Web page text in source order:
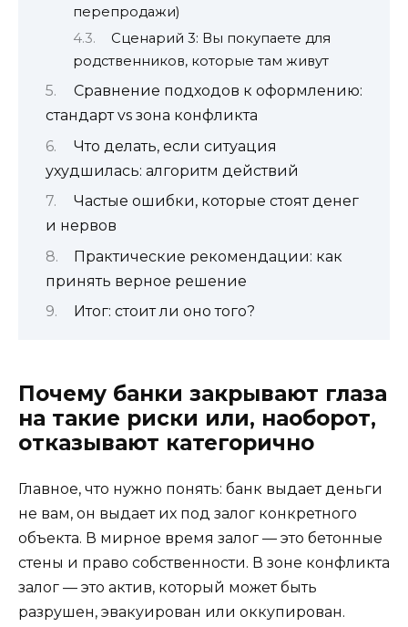
перепродажи)
Сценарий 3: Вы покупаете для
родственников, которые там живут
Сравнение подходов к оформлению:
стандарт vs зона конфликта
Что делать, если ситуация
ухудшилась: алгоритм действий
Частые ошибки, которые стоят денег
и нервов
Практические рекомендации: как
принять верное решение
Итог: стоит ли оно того?
Почему банки закрывают глаза
на такие риски или, наоборот,
отказывают категорично
Главное, что нужно понять: банк выдает деньги
не вам, он выдает их под залог конкретного
объекта. В мирное время залог — это бетонные
стены и право собственности. В зоне конфликта
залог — это актив, который может быть
разрушен, эвакуирован или оккупирован.